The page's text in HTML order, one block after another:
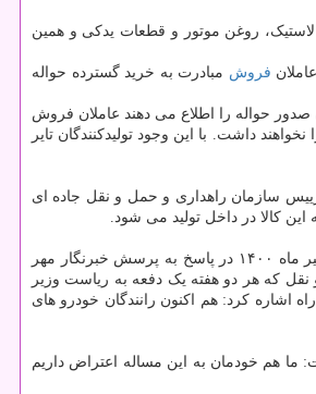
لاستیک، روغن موتور و قطعات یدکی و همین
فروش مبادرت به خرید گسترده حواله
حواله را اطلاع می دهند عاملان فروش
داشت. با این وجود تولیدکنندگان تایر
داده است، اما داریوش امانی معاون وزیر راه و رییس سازمان راهداری و حمل و نقل جاده ای
رییس سازمان راهداری و حمل و نقل جاده ای در نشست خبری تیر ماه ۱۴۰۰ در پاسخ به پرسش خبرنگار مهر
اندیشیده شد در کمیته پایش حمل و نقل که هر دو هفته یک دفعه به ریاست وزیر
گیرد. معاون وزیر راه اشاره کرد: هم اکنون رانندگان خودرو های
ما هم خودمان به این مساله اعتراض داریم